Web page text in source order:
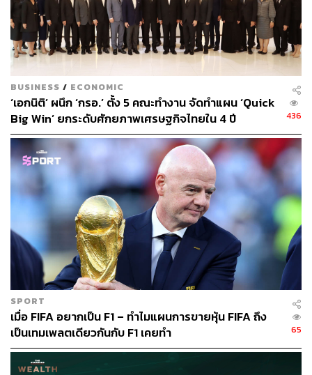
BUSINESS / ECONOMIC
‘เอกนิติ’ ผนึก ‘กรอ.’ ตั้ง 5 คณะทำงาน จัดทำแผน ‘Quick
Big Win’ ยกระดับศักยภาพเศรษฐกิจไทยใน 4 ปี
436
SPORT
เมื่อ FIFA อยากเป็น F1 – ทำไมแผนการขายหุ้น FIFA ถึง
เป็นเทมเพลตเดียวกันกับ F1 เคยทำ
65